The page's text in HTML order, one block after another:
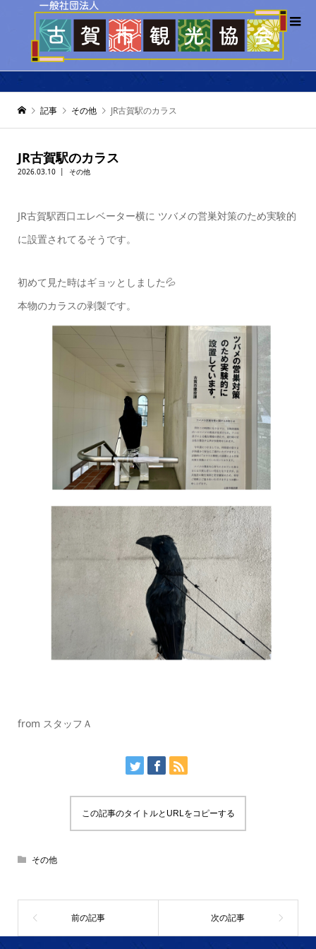
記事 その他 JR古賀駅のカラス
JR古賀駅のカラス
2026.03.10 その他
JR古賀駅西口エレベーター横に ツバメの営巣対策のため実験的
に設置されてるそうです。
初めて見た時はギョッとしました💦
本物のカラスの剥製です。
from スタッフＡ
この記事のタイトルとURLをコピーする
その他